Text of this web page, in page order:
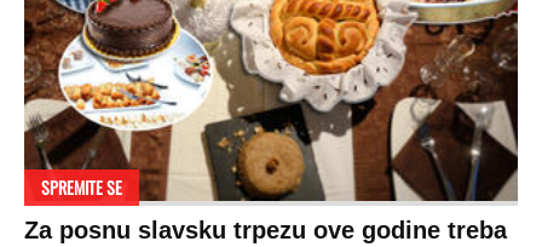
SPREMITE SE
Za posnu slavsku trpezu ove godine treba